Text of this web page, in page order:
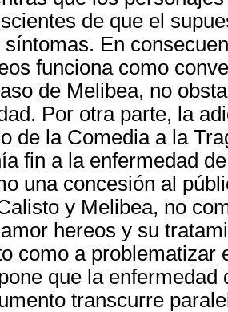
de que el
síntomas. En
funciona como
de Melibea, no
Por otra parte, la
de la Comedia a la
fin a la enfermedad
una concesión al
y Melibea, no
hereos y su
como a problematizar
que la
transcurre